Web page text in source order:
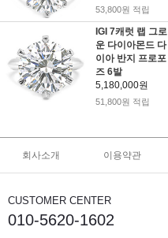
53,800원 적립
IGI 7캐럿 랩 그로
운 다이아몬드 다
이아 반지 프로포
즈 6발
5,180,000원
51,800원 적립
회사소개 이용약관
CUSTOMER CENTER
010-5620-1602